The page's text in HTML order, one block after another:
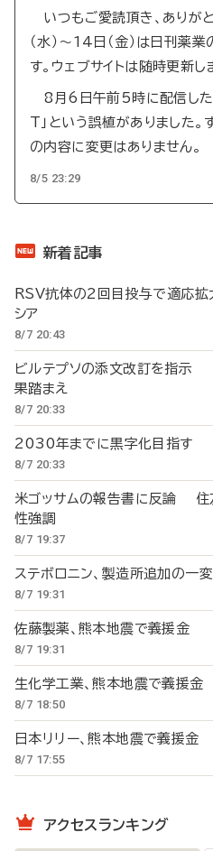
いつもご愛読頂き、ありが
（水）～14日（金）は日刊薬
す。ウェブサイトは随時更新し
8月6日午前5時に配信した
T」という誤植がありました。
の内容に変更はありません。
8/5 23:29
新着記事
RSV抗体の2回目投与で適応
シア
8/7 20:43
ビルテプソの添文改訂を指
果踏まえ
8/7 20:33
2030年までに黒字化目指す
8/7 20:33
米ゴッサムの報告書に反論 住
性強調
8/7 19:37
ステボロニン、製造所追加の一
8/7 19:31
佐藤製薬、熊本地震で義援金
8/7 19:31
生化学工業、熊本地震で義援
8/7 18:50
日本リリー、熊本地震で義援金
8/7 17:55
アクセスランキング